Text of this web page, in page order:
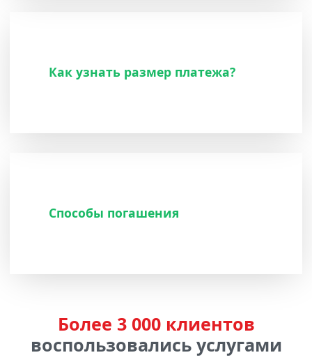
Как узнать размер платежа?
Способы погашения
Более 3 000 клиентов
воспользовались услугами